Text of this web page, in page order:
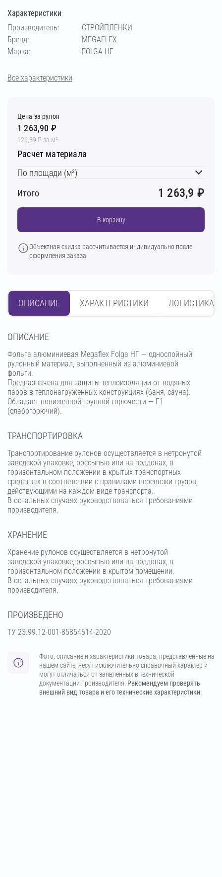
Характеристики
Производитель:
СТРОЙПЛЕНКИ
Бренд:
MEGAFLEX
Марка:
FOLGA НГ
Все характеристики
Цена за рулон
1 263,90 ₽
126,39 ₽ за м²
Расчет материала
По площади (м²)
Итого
1 263,9 ₽
В корзину
Объектная скидка рассчитывается индивидуально после
оформления заказа.
ОПИСАНИЕ ХАРАКТЕРИСТИКИ ЛОГИСТИКА
OПИСАНИЕ
Фольга алюминиевая Megaflex Folga НГ — однослойный
рулонный материал, выполненный из алюминиевой
фольги.
Предназначена для защиты теплоизоляции от водяных
паров в теплонагруженных конструкциях (баня, сауна).
Обладает пониженной группой горючести — Г1
(слабогорючий).
ТРАНСПОРТИРОВКА
Транспортирование рулонов осуществляется в нетронутой
заводской упаковке, россыпью или на поддонах, в
горизонтальном положении в крытых транспортных
средствах в соответствии с правилами перевозки грузов,
действующими на каждом виде транспорта.
В остальных случаях руководствоваться требованиями
производителя.
ХРАНЕНИЕ
Хранение рулонов осуществляется в нетронутой
заводской упаковке, россыпью или на поддонах, в
горизонтальном положении в крытом помещении.
В остальных случаях руководствоваться требованиями
производителя.
ПРОИЗВЕДЕНО
ТУ 23.99.12-001-85854614-2020
Фото, описание и характеристики товара, представленные на
нашем сайте, несут исключительно справочный характер и
могут отличаться от заявленных в технической
документации производителя. Рекомендуем проверять
внешний вид товара и его технические характеристики.